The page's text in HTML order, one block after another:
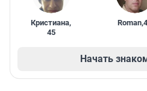
Кристиана,
45
Roman,
Начать